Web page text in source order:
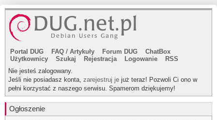
Portal DUG FAQ / Artykuły Forum DUG
ChatBox
Użytkownicy
Szukaj Rejestracja Logowanie
RSS
Nie jesteś zalogowany.
Jeśli nie posiadasz konta, zarejestruj je już teraz! Pozwoli Ci ono w
pełni korzystać z naszego serwisu. Spamerom dziękujemy!
Ogłoszenie